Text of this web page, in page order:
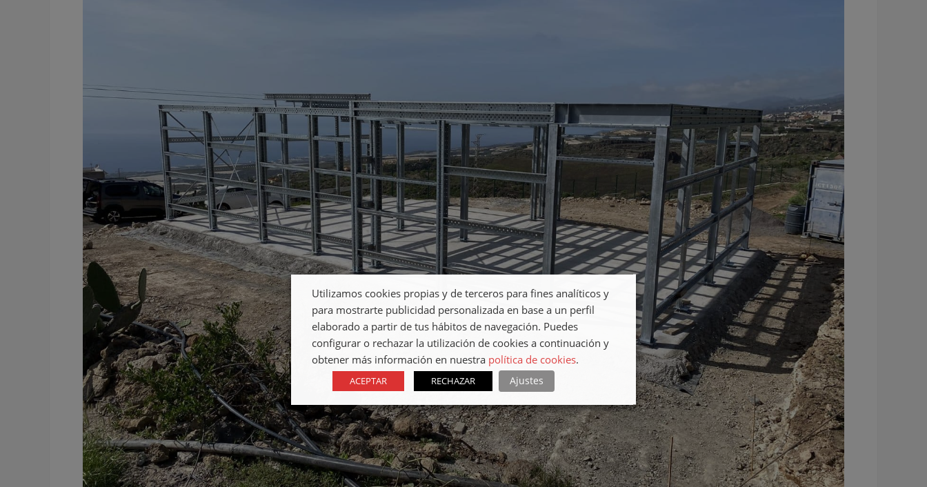
Utilizamos cookies propias y de terceros para fines analíticos y
para mostrarte publicidad personalizada en base a un perfil
elaborado a partir de tus hábitos de navegación. Puedes
configurar o rechazar la utilización de cookies a continuación y
obtener más información en nuestra política de cookies.
ACEPTAR RECHAZAR Ajustes